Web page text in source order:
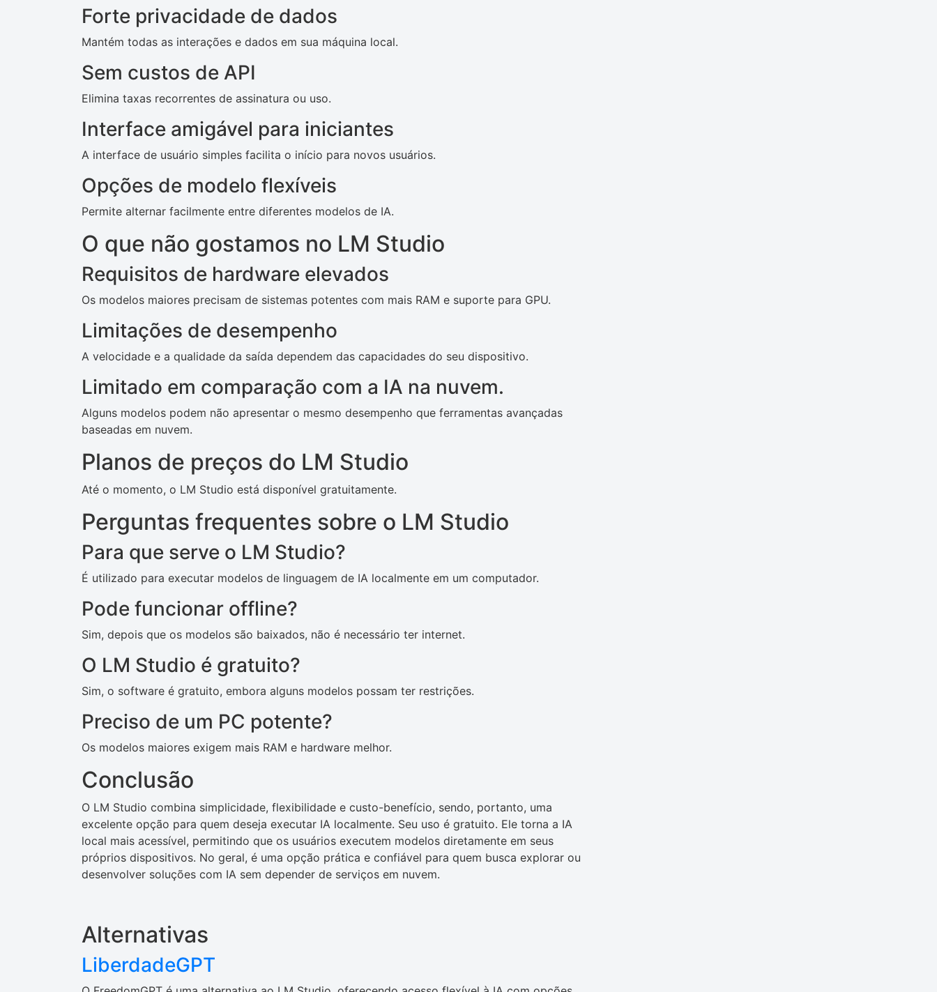
Forte privacidade de dados
Mantém todas as interações e dados em sua máquina local.
Sem custos de API
Elimina taxas recorrentes de assinatura ou uso.
Interface amigável para iniciantes
A interface de usuário simples facilita o início para novos usuários.
Opções de modelo flexíveis
Permite alternar facilmente entre diferentes modelos de IA.
O que não gostamos no LM Studio
Requisitos de hardware elevados
Os modelos maiores precisam de sistemas potentes com mais RAM e suporte para GPU.
Limitações de desempenho
A velocidade e a qualidade da saída dependem das capacidades do seu dispositivo.
Limitado em comparação com a IA na nuvem.
Alguns modelos podem não apresentar o mesmo desempenho que ferramentas avançadas
baseadas em nuvem.
Planos de preços do LM Studio
Até o momento, o LM Studio está disponível gratuitamente.
Perguntas frequentes sobre o LM Studio
Para que serve o LM Studio?
É utilizado para executar modelos de linguagem de IA localmente em um computador.
Pode funcionar offline?
Sim, depois que os modelos são baixados, não é necessário ter internet.
O LM Studio é gratuito?
Sim, o software é gratuito, embora alguns modelos possam ter restrições.
Preciso de um PC potente?
Os modelos maiores exigem mais RAM e hardware melhor.
Conclusão
O LM Studio combina simplicidade, flexibilidade e custo-benefício, sendo, portanto, uma
excelente opção para quem deseja executar IA localmente. Seu uso é gratuito. Ele torna a IA
local mais acessível, permitindo que os usuários executem modelos diretamente em seus
próprios dispositivos. No geral, é uma opção prática e confiável para quem busca explorar ou
desenvolver soluções com IA sem depender de serviços em nuvem.
Alternativas
LiberdadeGPT